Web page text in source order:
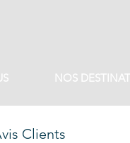
NOS
Clients